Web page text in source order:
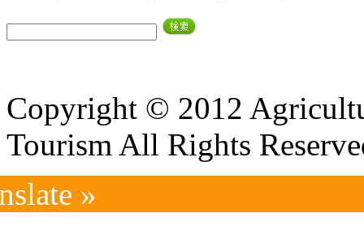
Copyright © 2012
Tourism All Rights
»